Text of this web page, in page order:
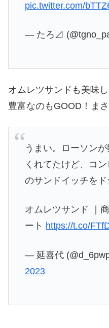
pic.twitter.com/
— たろ⊿
オムレツサンドも美味
豊富なのもGOOD！ま
うまい。ローソン
くれてたけど、コ
のサンドイッチをド
オムレツサンド ｜
ート https://t.co/
— 延喜代
2023